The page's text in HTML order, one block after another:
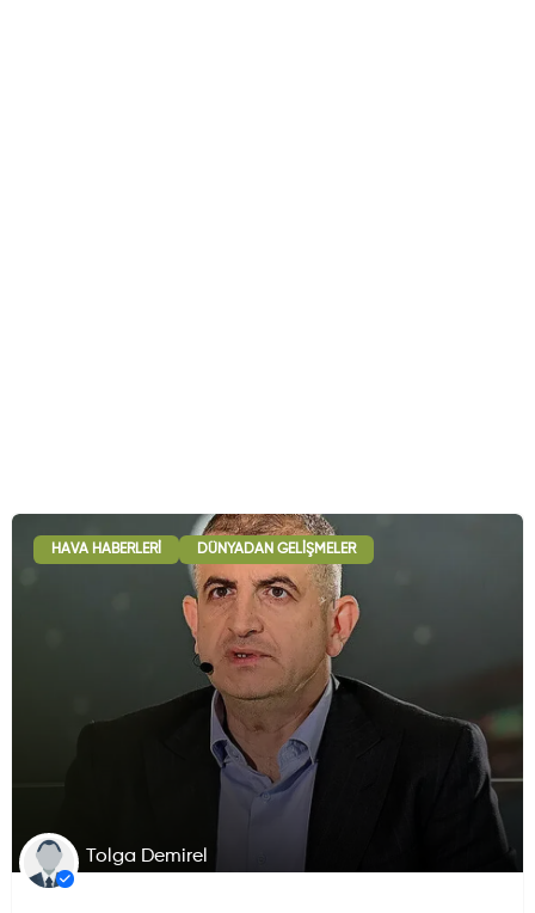
HAVA HABERLERI DÜNYADAN GELIŞMELER
Tolga Demirel